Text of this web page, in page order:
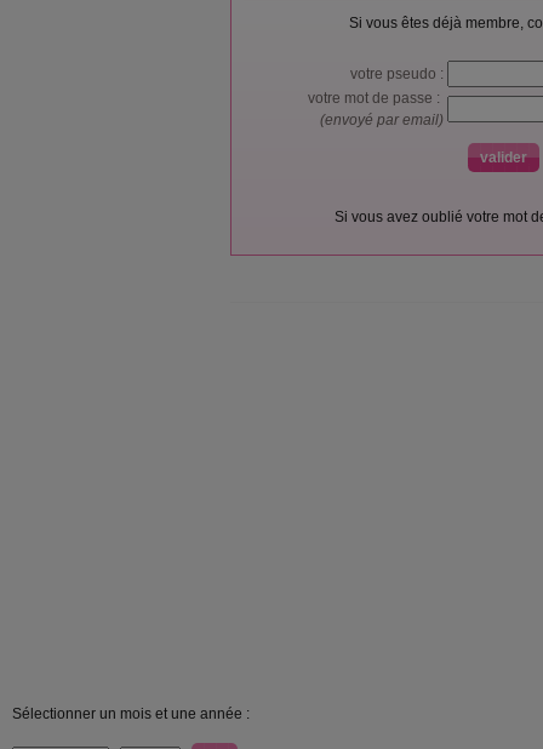
Si vous êtes déjà membre,
votre pseudo :
votre mot de passe :
(envoyé par email)
Si vous avez oublié votre mot
Sélectionner un mois et une année :